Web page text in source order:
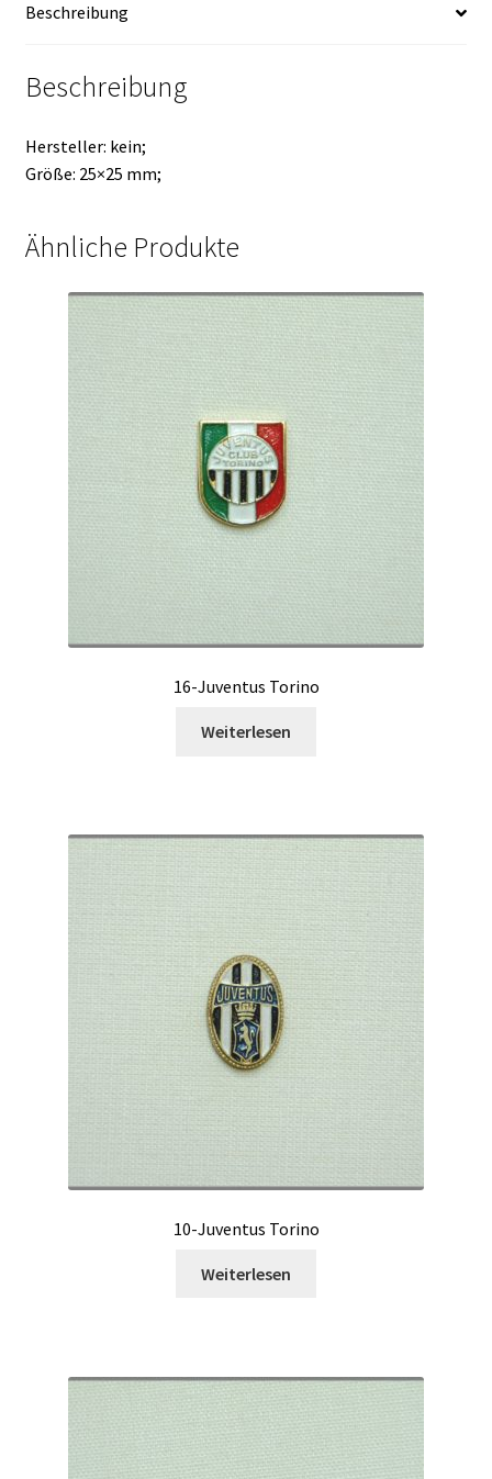
Beschreibung
Beschreibung
Hersteller: kein;
Größe: 25×25 mm;
Ähnliche Produkte
16-Juventus Torino
Weiterlesen
10-Juventus Torino
Weiterlesen